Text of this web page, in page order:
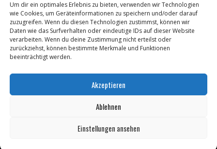
Um dir ein optimales Erlebnis zu bieten, verwenden wir Technologien
wie Cookies, um Geräteinformationen zu speichern und/oder darauf
zuzugreifen. Wenn du diesen Technologien zustimmst, können wir
Daten wie das Surfverhalten oder eindeutige IDs auf dieser Website
verarbeiten. Wenn du deine Zustimmung nicht erteilst oder
zurückziehst, können bestimmte Merkmale und Funktionen
beeinträchtigt werden.
Akzeptieren
Ablehnen
Einstellungen ansehen
Copyright © 2026 ZeitzOnline, Reiner Eckel